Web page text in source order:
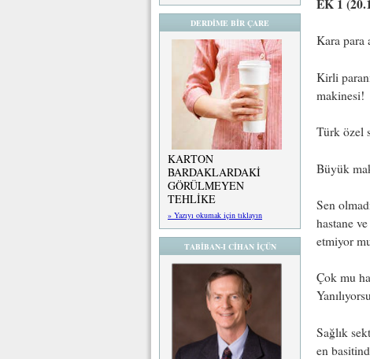
DERDİME BİR ÇARE
KARTON
BARDAKLARDAKİ
GÖRÜLMEYEN
TEHLİKE
» Yazıyı okumak için tıklayın
TABİBAN-I CİHAN İÇÜN
EK 1
Kara para
Kirli
makinesi!
Türk özel
Büyük
Sen
hastane
etmiyor
Çok mu
Sağlık
en